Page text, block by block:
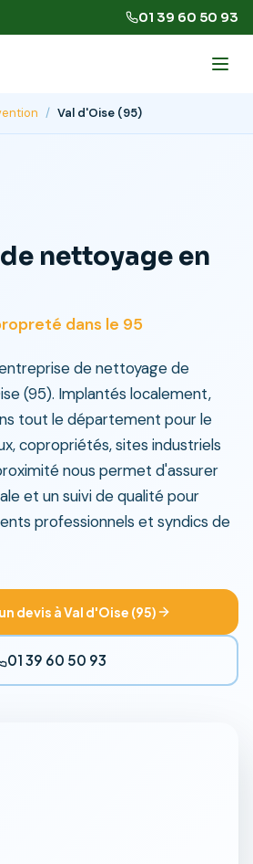
01 39 60 50 93
/ Val d'Oise (95)
nettoyage en
dans le 95
de nettoyage de
(95). Implantés localement,
tout le département pour le
copropriétés, sites industriels
nous permet d'assurer
et un suivi de qualité pour
professionnels et syndics de
devis à Val d'Oise (95)
01 39 60 50 93